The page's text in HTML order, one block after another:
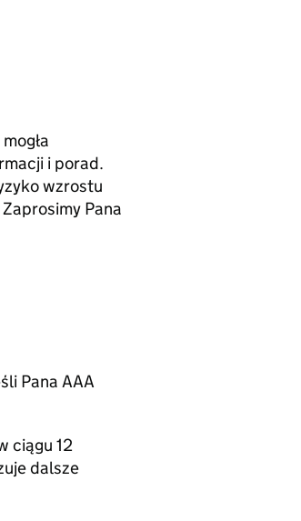
i porad.
wzrostu
Pana
Pana AAA
ciągu 12
dalsze